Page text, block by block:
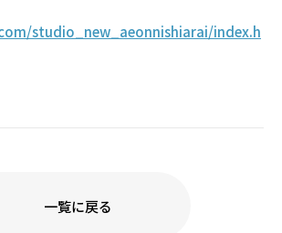
studio_new_aeonnishiarai/index.h
一覧に戻る